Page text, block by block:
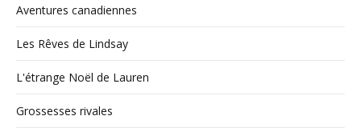
Aventures canadiennes
Les Rêves de Lindsay
L'étrange Noël de Lauren
Grossesses rivales